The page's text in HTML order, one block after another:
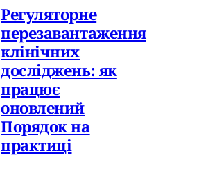
Регуляторне
перезавантаження
клінічних
досліджень: як
працює
оновлений
Порядок на
практиці